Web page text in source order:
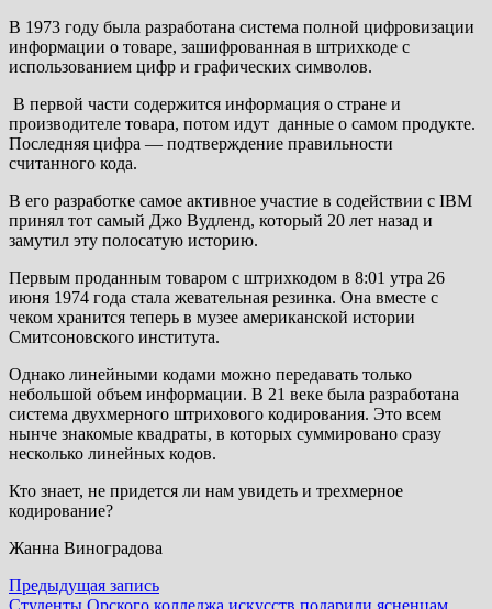
В 1973 году была разработана система полной цифровизации
информации о товаре, зашифрованная в штрихкоде с
использованием цифр и графических символов.
В первой части содержится информация о стране и
производителе товара, потом идут данные о самом продукте.
Последняя цифра — подтверждение правильности
считанного кода.
В его разработке самое активное участие в содействии с IBM
принял тот самый Джо Вудленд, который 20 лет назад и
замутил эту полосатую историю.
Первым проданным товаром с штрихкодом в 8:01 утра 26
июня 1974 года стала жевательная резинка. Она вместе с
чеком хранится теперь в музее американской истории
Смитсоновского института.
Однако линейными кодами можно передавать только
небольшой объем информации. В 21 веке была разработана
система двухмерного штрихового кодирования. Это всем
нынче знакомые квадраты, в которых суммировано сразу
несколько линейных кодов.
Кто знает, не придется ли нам увидеть и трехмерное
кодирование?
Жанна Виноградова
Навигация
Предыдущая записьПредыдущая
запись:
Студенты Орского колледжа искусств подарили ясненцам